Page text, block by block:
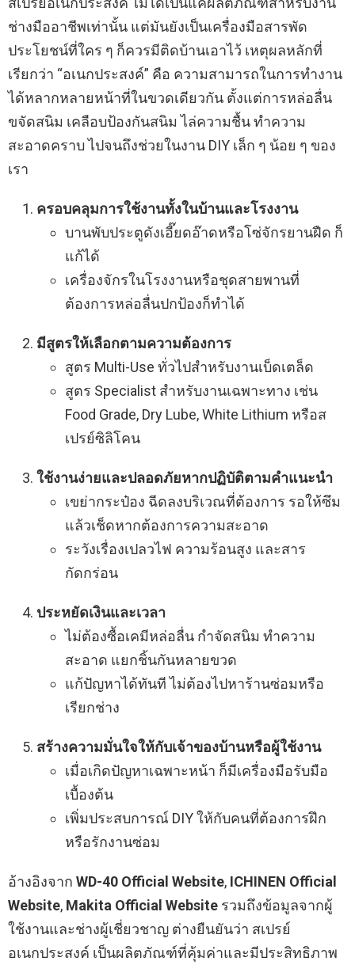
ช่างมืออาชีพเท่านั้น แต่มันยังเป็นเครื่องมือสารพัด
ประโยชน์ที่ใคร ๆ ก็ควรมีติดบ้านเอาไว้ เหตุผลหลักที่
เรียกว่า “อเนกประสงค์” คือ ความสามารถในการทำงาน
ได้หลากหลายหน้าที่ในขวดเดียวกัน ตั้งแต่การหล่อลื่น
ขจัดสนิม เคลือบป้องกันสนิม ไล่ความชื้น ทำความ
สะอาดคราบ ไปจนถึงช่วยในงาน DIY เล็ก ๆ น้อย ๆ ของ
เรา
ครอบคลุมการใช้งานทั้งในบ้านและโรงงาน
บานพับประตูดังเอี๊ยดอ๊าดหรือโซ่จักรยานฝืด ก็
แก้ได้
เครื่องจักรในโรงงานหรือชุดสายพานที่
ต้องการหล่อลื่นปกป้องก็ทำได้
มีสูตรให้เลือกตามความต้องการ
สูตร Multi-Use ทั่วไปสำหรับงานเบ็ดเตล็ด
สูตร Specialist สำหรับงานเฉพาะทาง เช่น
Food Grade, Dry Lube, White Lithium หรือส
เปรย์ซิลิโคน
ใช้งานง่ายและปลอดภัยหากปฏิบัติตามคำแนะนำ
เขย่ากระป๋อง ฉีดลงบริเวณที่ต้องการ รอให้ซึม
แล้วเช็ดหากต้องการความสะอาด
ระวังเรื่องเปลวไฟ ความร้อนสูง และสาร
กัดกร่อน
ประหยัดเงินและเวลา
ไม่ต้องซื้อเคมีหล่อลื่น กำจัดสนิม ทำความ
สะอาด แยกชิ้นกันหลายขวด
แก้ปัญหาได้ทันที ไม่ต้องไปหาร้านซ่อมหรือ
เรียกช่าง
สร้างความมั่นใจให้กับเจ้าของบ้านหรือผู้ใช้งาน
เมื่อเกิดปัญหาเฉพาะหน้า ก็มีเครื่องมือรับมือ
เบื้องต้น
เพิ่มประสบการณ์ DIY ให้กับคนที่ต้องการฝึก
หรือรักงานซ่อม
อ้างอิงจาก WD-40 Official Website, ICHINEN Official
Website, Makita Official Website รวมถึงข้อมูลจากผู้
ใช้งานและช่างผู้เชี่ยวชาญ ต่างยืนยันว่า สเปรย์
อเนกประสงค์ เป็นผลิตภัณฑ์ที่คุ้มค่าและมีประสิทธิภาพ